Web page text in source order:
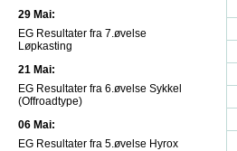
29 Mai:
EG Resultater fra 7.øvelse
Løpkasting
21 Mai:
EG Resultater fra 6.øvelse Sykkel
(Offroadtype)
06 Mai:
EG Resultater fra 5.øvelse Hyrox